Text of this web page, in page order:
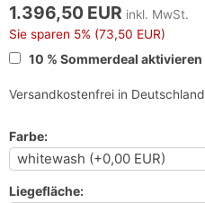
1.396,50 EUR inkl. MwSt.
Sie sparen 5% (73,50 EUR)
10 % Sommerdeal aktivieren
Versandkostenfrei in Deutschland
Farbe:
Liegefläche: